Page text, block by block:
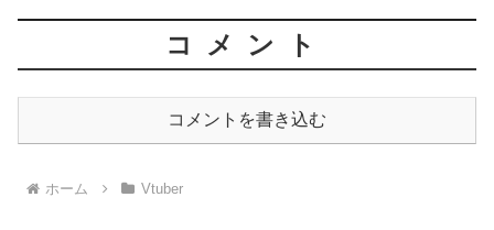
コメント
コメントを書き込む
ホーム Vtuber